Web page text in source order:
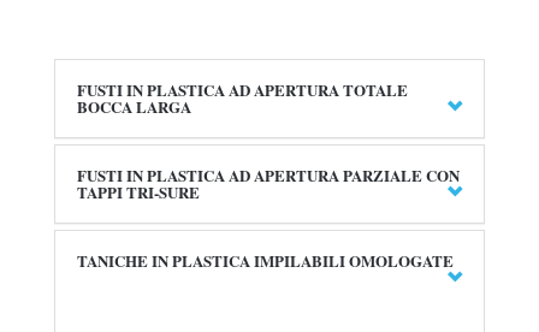
FUSTI IN PLASTICA AD APERTURA TOTALE
BOCCA LARGA
FUSTI IN PLASTICA AD APERTURA PARZIALE CON
TAPPI TRI-SURE
TANICHE IN PLASTICA IMPILABILI OMOLOGATE